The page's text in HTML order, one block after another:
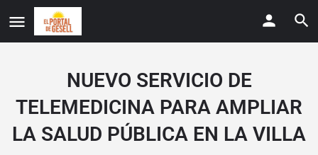
NUEVO SERVICIO DE
TELEMEDICINA PARA AMPLIAR
LA SALUD PÚBLICA EN LA VILLA